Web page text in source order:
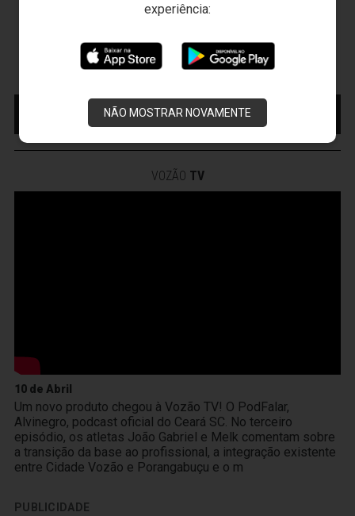
experiência:
NÃO MOSTRAR NOVAMENTE
CEARÁ X CUIABÁ
Presidente Vargas - Capital/CE
Campeonato Brasileiro • 2º Turno • 22 ª Rodada
MAIS INFORMAÇÕES
COMPRE AQUI SEU
INGRESSO
VOZÃO TV
10 de Abril
Um novo produto chegou à Vozão TV! O PodFalar,
Alvinegro, podcast oficial do Ceará SC. No terceiro
episódio, os atletas João Gabriel e Melk comentam sobre
a transição da base ao profissional, a integração existente
entre Cidade Vozão e Porangabuçu e o m
PUBLICIDADE